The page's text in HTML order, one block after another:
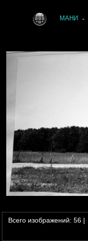
МАНИ -
Всего изображений: 56|